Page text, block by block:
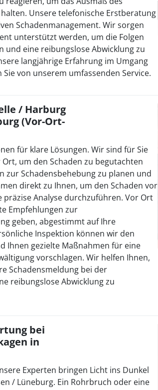
Unsere telefonische Erstberatung
Schadenmanagement. Wir sorgen
unterstützt werden, um die Folgen
und eine reibungslose Abwicklung zu
langjährige Erfahrung im Umgang
von unserem umfassenden Service.
/ Harburg
(Vor-Ort-
für klare Lösungen. Wir sind für Sie
um den Schaden zu begutachten
zur Schadensbehebung zu planen und
direkt zu Ihnen, um den Schaden vor
Analyse durchzuführen. Vor Ort
Empfehlungen zur
geben, abgestimmt auf Ihre
Inspektion können wir den
Ihnen gezielte Maßnahmen für eine
vorschlagen. Wir helfen Ihnen,
Schadensmeldung bei der
reibungslose Abwicklung zu
bei
in
Experten bringen Licht ins Dunkel
/ Lüneburg. Ein Rohrbruch oder eine